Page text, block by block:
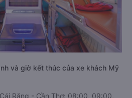
và giờ kết thúc của xe khách Mỹ
Răng - Cần Thơ: 08:00, 09:00,